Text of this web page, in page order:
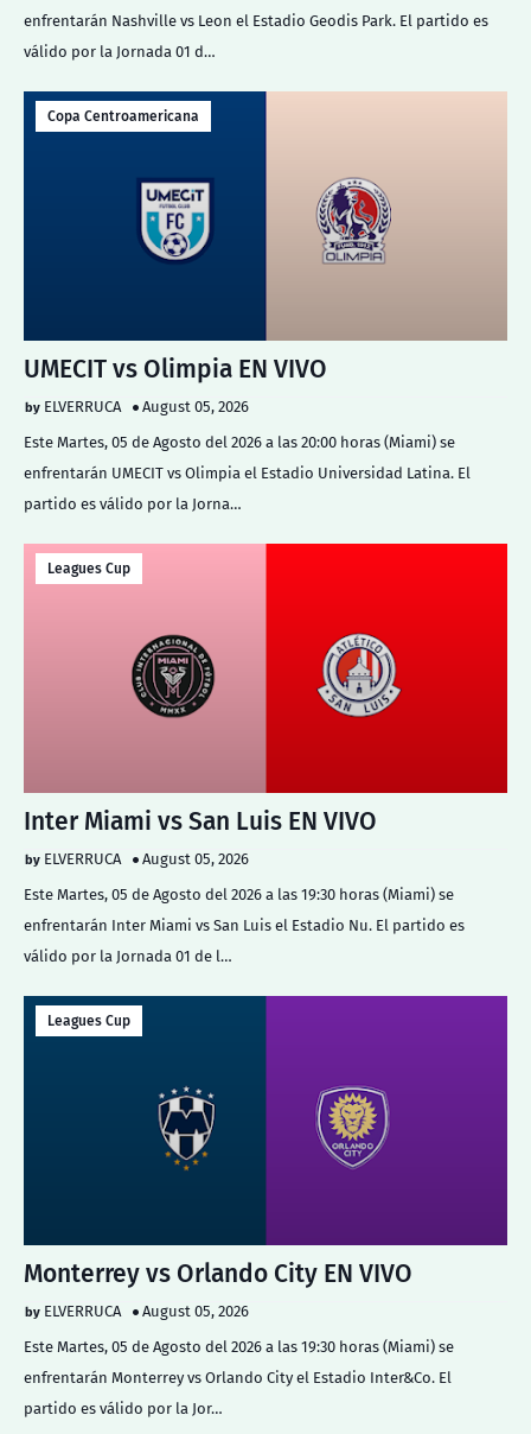
enfrentarán Nashville vs Leon el Estadio Geodis Park. El partido es
válido por la Jornada 01 d…
Copa Centroamericana
UMECIT vs Olimpia EN VIVO
ELVERRUCA
August 05, 2026
Este Martes, 05 de Agosto del 2026 a las 20:00 horas (Miami) se
enfrentarán UMECIT vs Olimpia el Estadio Universidad Latina. El
partido es válido por la Jorna…
Leagues Cup
Inter Miami vs San Luis EN VIVO
ELVERRUCA
August 05, 2026
Este Martes, 05 de Agosto del 2026 a las 19:30 horas (Miami) se
enfrentarán Inter Miami vs San Luis el Estadio Nu. El partido es
válido por la Jornada 01 de l…
Leagues Cup
Monterrey vs Orlando City EN VIVO
ELVERRUCA
August 05, 2026
Este Martes, 05 de Agosto del 2026 a las 19:30 horas (Miami) se
enfrentarán Monterrey vs Orlando City el Estadio Inter&Co. El
partido es válido por la Jor…